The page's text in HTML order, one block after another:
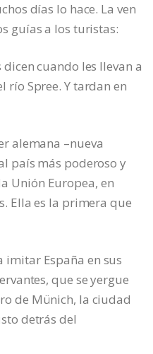
días lo hace. La ven
guías a los turistas:
cuando les llevan a
río Spree. Y tardan en
alemana –nueva
país más poderoso y
Unión Europea, en
Ella es la primera que
España en sus
que se yergue
de Münich, la ciudad
detrás del